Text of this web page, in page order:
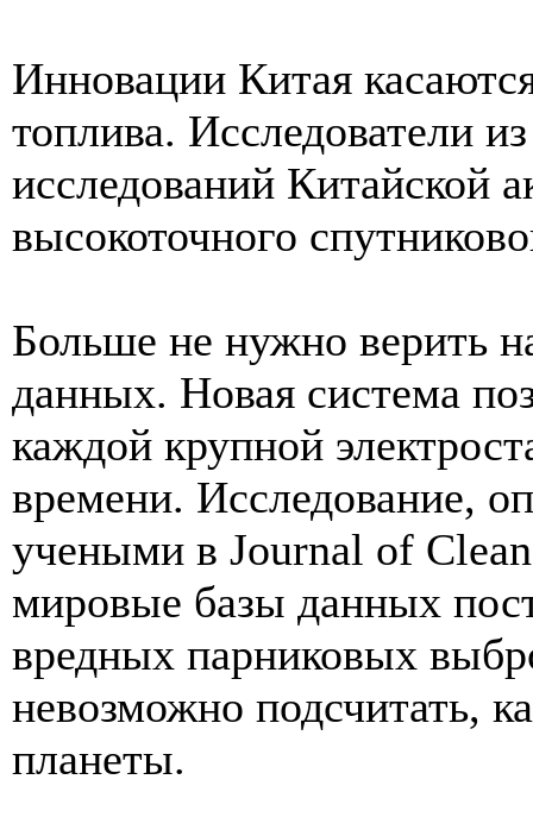
Инновации Китая
топлива. Исследователи
исследований Китайской
высокоточного
Больше не нужно верить
данных. Новая система
каждой крупной
времени. Исследование,
учеными в Journal of
мировые базы данных
вредных парниковых
невозможно подсчитать,
планеты.